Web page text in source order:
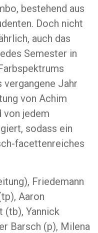
bestehend aus
Doch nicht
auch das
Semester in
vergangene Jahr
von Achim
von jedem
sodass ein
facettenreiches
Friedemann
Aaron
(tb), Yannick
Barsch (p), Milena